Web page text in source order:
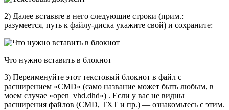
2) Далее вставьте в него следующие строки (прим.:
разумеется, путь к файлу-диска укажите свой) и сохраните:
Что нужно вставить в блокнот
3) Переименуйте этот текстовый блокнот в файл с
расширением «CMD» (само название может быть любым, в
моем случае «open_vhd.dhd») . Если у вас не видны
расширения файлов (CMD, TXT и пр.) — ознакомьтесь с этим.